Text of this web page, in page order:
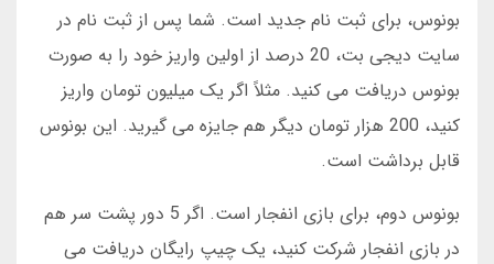
بونوس، برای ثبت نام جدید است. شما پس از ثبت نام در
سایت دیجی بت، 20 درصد از اولین واریز خود را به صورت
بونوس دریافت می کنید. مثلاً اگر یک میلیون تومان واریز
کنید، 200 هزار تومان دیگر هم جایزه می گیرید. این بونوس
قابل برداشت است.
بونوس دوم، برای بازی انفجار است. اگر 5 دور پشت سر هم
در بازی انفجار شرکت کنید، یک چیپ رایگان دریافت می